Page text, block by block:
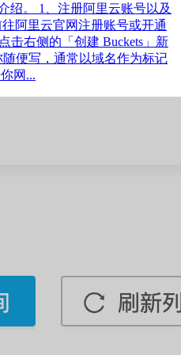
绍。 1、注册阿里云账号以及
阿里云官网注册账号或开通
击右侧的「创建 Buckets」新
便写，通常以域名作为标记
网...